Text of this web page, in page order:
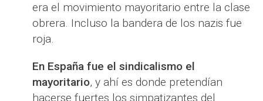
era el movimiento mayoritario entre la clase
obrera. Incluso la bandera de los nazis fue
roja.
En España fue el sindicalismo el
mayoritario, y ahí es donde pretendían
hacerse fuertes los simpatizantes del